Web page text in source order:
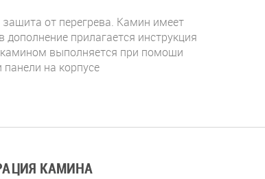
от перегрева. Камин имеет
дополнение прилагается инструкция
выполняется при помощи
на корпусе
КАМИНА